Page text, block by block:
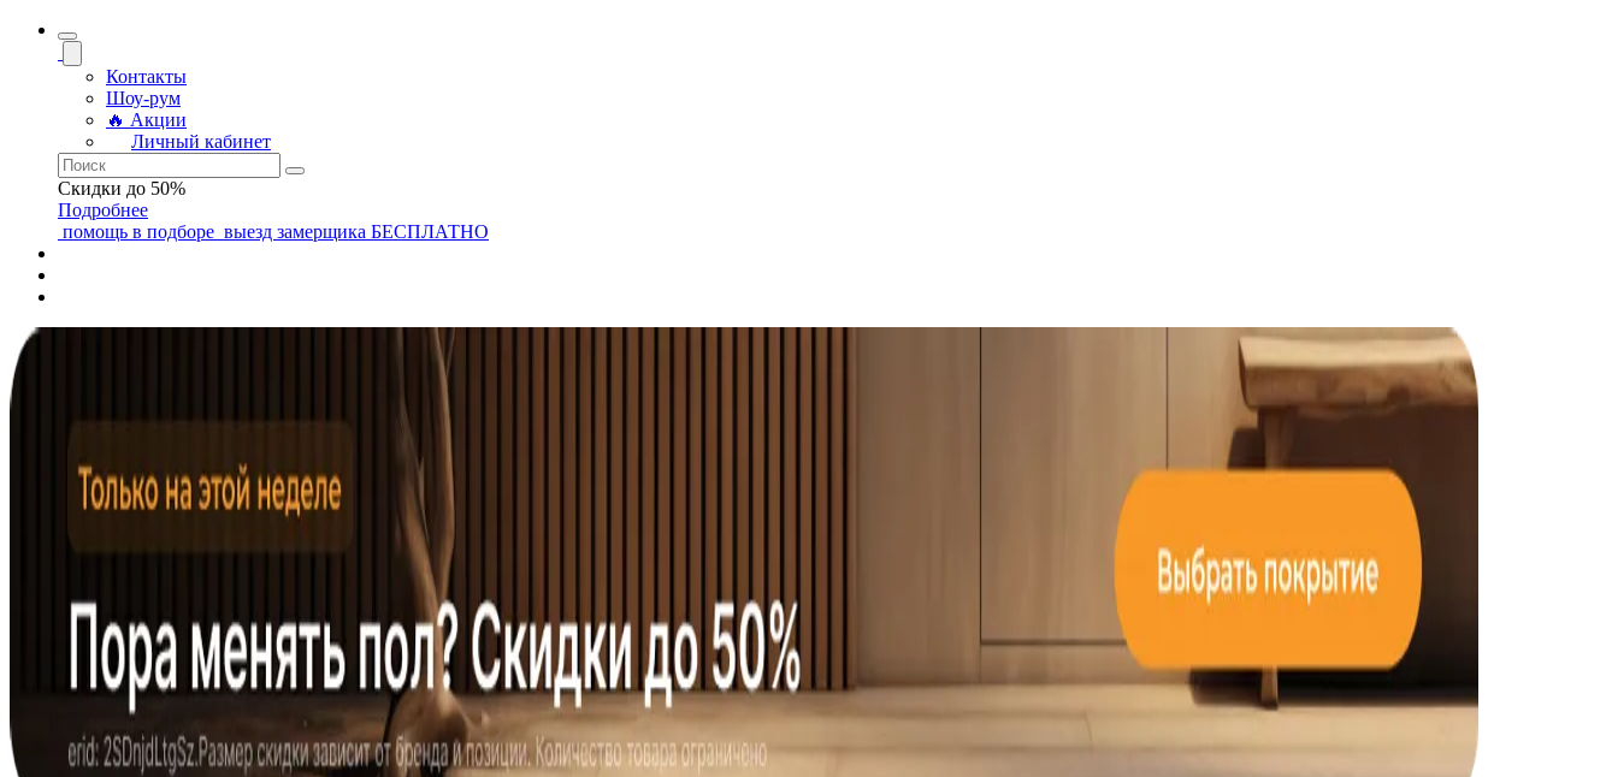
Контакты
Шоу-рум
🔥 Акции
Личный кабинет
Скидки до 50%
Подробнее
помощь в подборе выезд замерщика БЕСПЛАТНО